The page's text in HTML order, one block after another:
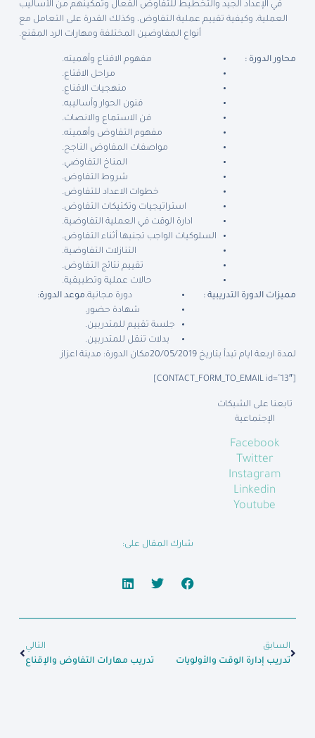
في الإعداد الجيد والتخطيط للتفاوض الفعال وتمكينهم من الأساليب
العملية، وكيفية تقييم عملية التفاوض، وكذلك القدرة على التعامل مع
أنواع المفاوضين المختلفة ومهارات الرد المقنع.
محاور الدورة :
مفهوم الاقناع وأهميته.
مراحل الاقتاع.
منهجيات الاقناع.
فنون الحوار وأساليبه.
فن الاستماع والانصات.
مفهوم التفاوض وأهميته.
مواصفات المفاوض الناجح.
المناخ التفاوضي.
شروط التفاوض.
خطوات الاعداد للتفاوض.
استراتيجيات وتكتيكات التفاوض.
ادارة الوقت في العملية التفاوضية.
السلوكيات الواجب تجنبها أثناء التفاوض.
التنازلات التفاوضية.
تقييم نتائج التفاوض.
حالات عملية وتطبيقية.
مميزات الدورة التدريبية :
دورة مجانية.
شهادة حضور.
جلسة تقييم للمتدربين.
بدلات تنقل للمتدربين.
موعد الدورة:
لمدة اربعة ايام تبدأ بتاريخ 20/05/2019 مكان الدورة: مدينة اعزاز
[CONTACT_FORM_TO_EMAIL id=”13″]
تابعنا على الشبكات
الإجتماعية
Facebook
Twitter
Instagram
Linkedin
Youtube
شارك المقال على:
السابق
تدريب إدارة الوقت والأولويات
التالي
تدريب مهارات التفاوض والإقناع